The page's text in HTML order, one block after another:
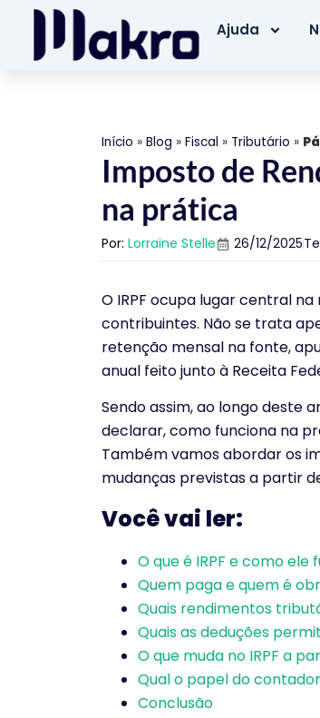
Ajuda
Início » Blog » Fiscal » Tributário »
Imposto de
na prática
Por: Lorraine Stelle 26/12/2025
O IRPF ocupa lugar central
contribuintes. Não se trata
retenção mensal na fonte,
anual feito junto à Receita
Sendo assim, ao longo deste
declarar, como funciona na
Também vamos abordar os
mudanças previstas a partir
Você vai ler:
O que é IRPF e como
Quem paga e quem é
Quais rendimentos
Quais as deduções
O que muda no IRPF a
Qual o papel do
Conclusão